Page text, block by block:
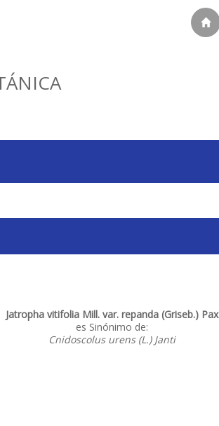
Jatropha vitifolia Mill. var. repanda (Griseb.) Pax
es Sinónimo de:
Cnidoscolus urens (L.) Janti